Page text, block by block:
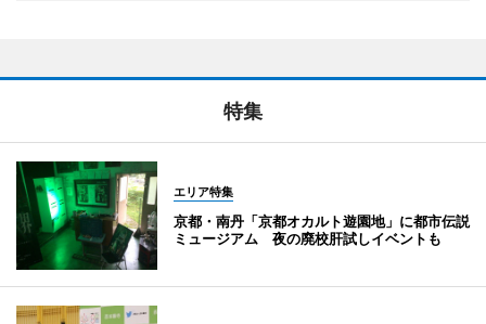
特集
エリア特集
京都・南丹「京都オカルト遊園地」に都市伝説
ミュージアム 夜の廃校肝試しイベントも